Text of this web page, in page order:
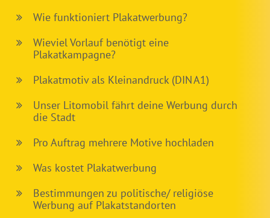
Wie funktioniert Plakatwerbung?
Wieviel Vorlauf benötigt eine
Plakatkampagne?
Plakatmotiv als Kleinandruck (DIN A1)
Unser Litomobil fährt deine Werbung durch
die Stadt
Pro Auftrag mehrere Motive hochladen
Was kostet Plakatwerbung
Bestimmungen zu politische/ religiöse
Werbung auf Plakatstandorten